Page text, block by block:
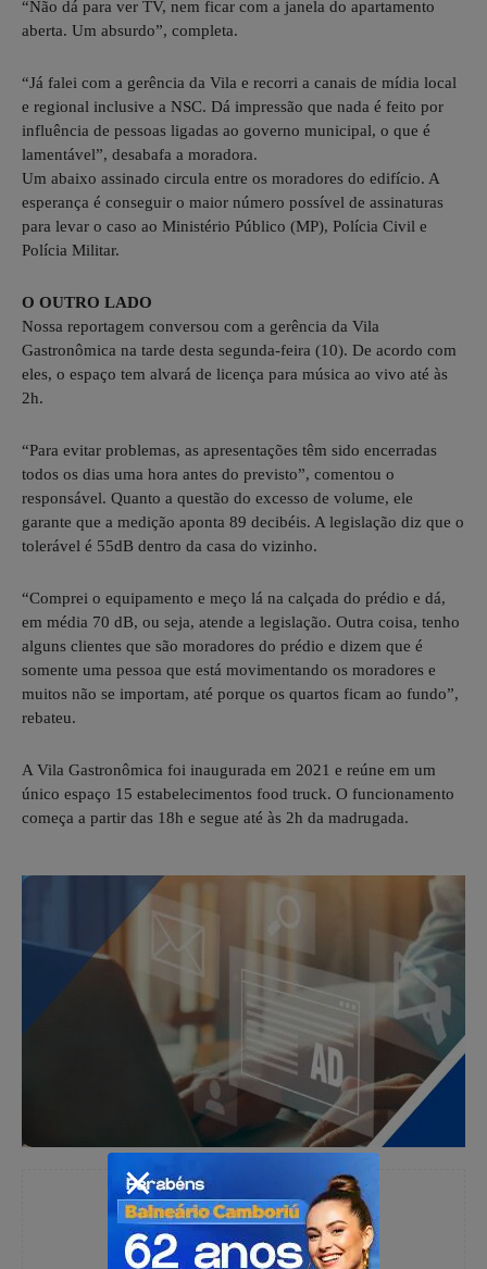
“Não dá para ver TV, nem ficar com a janela do apartamento
aberta. Um absurdo”, completa.
“Já falei com a gerência da Vila e recorri a canais de mídia local
e regional inclusive a NSC. Dá impressão que nada é feito por
influência de pessoas ligadas ao governo municipal, o que é
lamentável”, desabafa a moradora.
Um abaixo assinado circula entre os moradores do edifício. A
esperança é conseguir o maior número possível de assinaturas
para levar o caso ao Ministério Público (MP), Polícia Civil e
Polícia Militar.
O OUTRO LADO
Nossa reportagem conversou com a gerência da Vila
Gastronômica na tarde desta segunda-feira (10). De acordo com
eles, o espaço tem alvará de licença para música ao vivo até às
2h.
“Para evitar problemas, as apresentações têm sido encerradas
todos os dias uma hora antes do previsto”, comentou o
responsável. Quanto a questão do excesso de volume, ele
garante que a medição aponta 89 decibéis. A legislação diz que o
tolerável é 55dB dentro da casa do vizinho.
“Comprei o equipamento e meço lá na calçada do prédio e dá,
em média 70 dB, ou seja, atende a legislação. Outra coisa, tenho
alguns clientes que são moradores do prédio e dizem que é
somente uma pessoa que está movimentando os moradores e
muitos não se importam, até porque os quartos ficam ao fundo”,
rebateu.
A Vila Gastronômica foi inaugurada em 2021 e reúne em um
único espaço 15 estabelecimentos food truck. O funcionamento
começa a partir das 18h e segue até às 2h da madrugada.